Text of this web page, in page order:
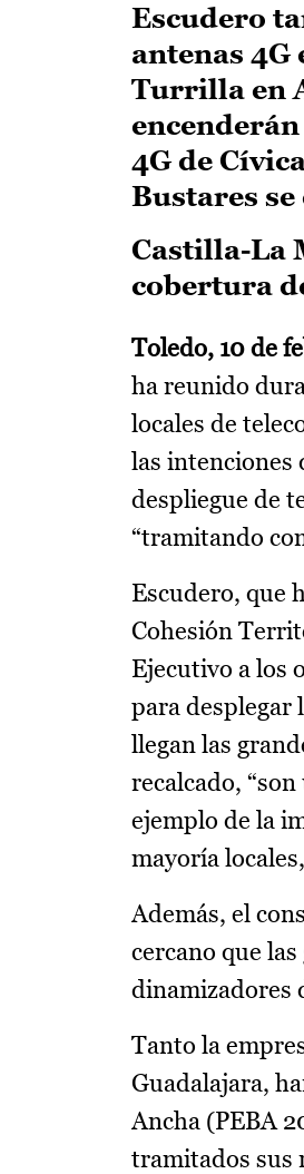
Escudero
antenas 4G
Turrilla en
4G de
Bustares
Castilla-La
cobertura
Toledo, 10 de
ha reunido
locales de
las intenciones
despliegue de
“tramitando
Escudero, que
Cohesión
Ejecutivo a los
para desplegar
llegan las
recalcado,
ejemplo de la
mayoría
Además, el
cercano que
dinamizadores
Tanto la
Guadalajara,
Ancha (PEBA
tramitados sus